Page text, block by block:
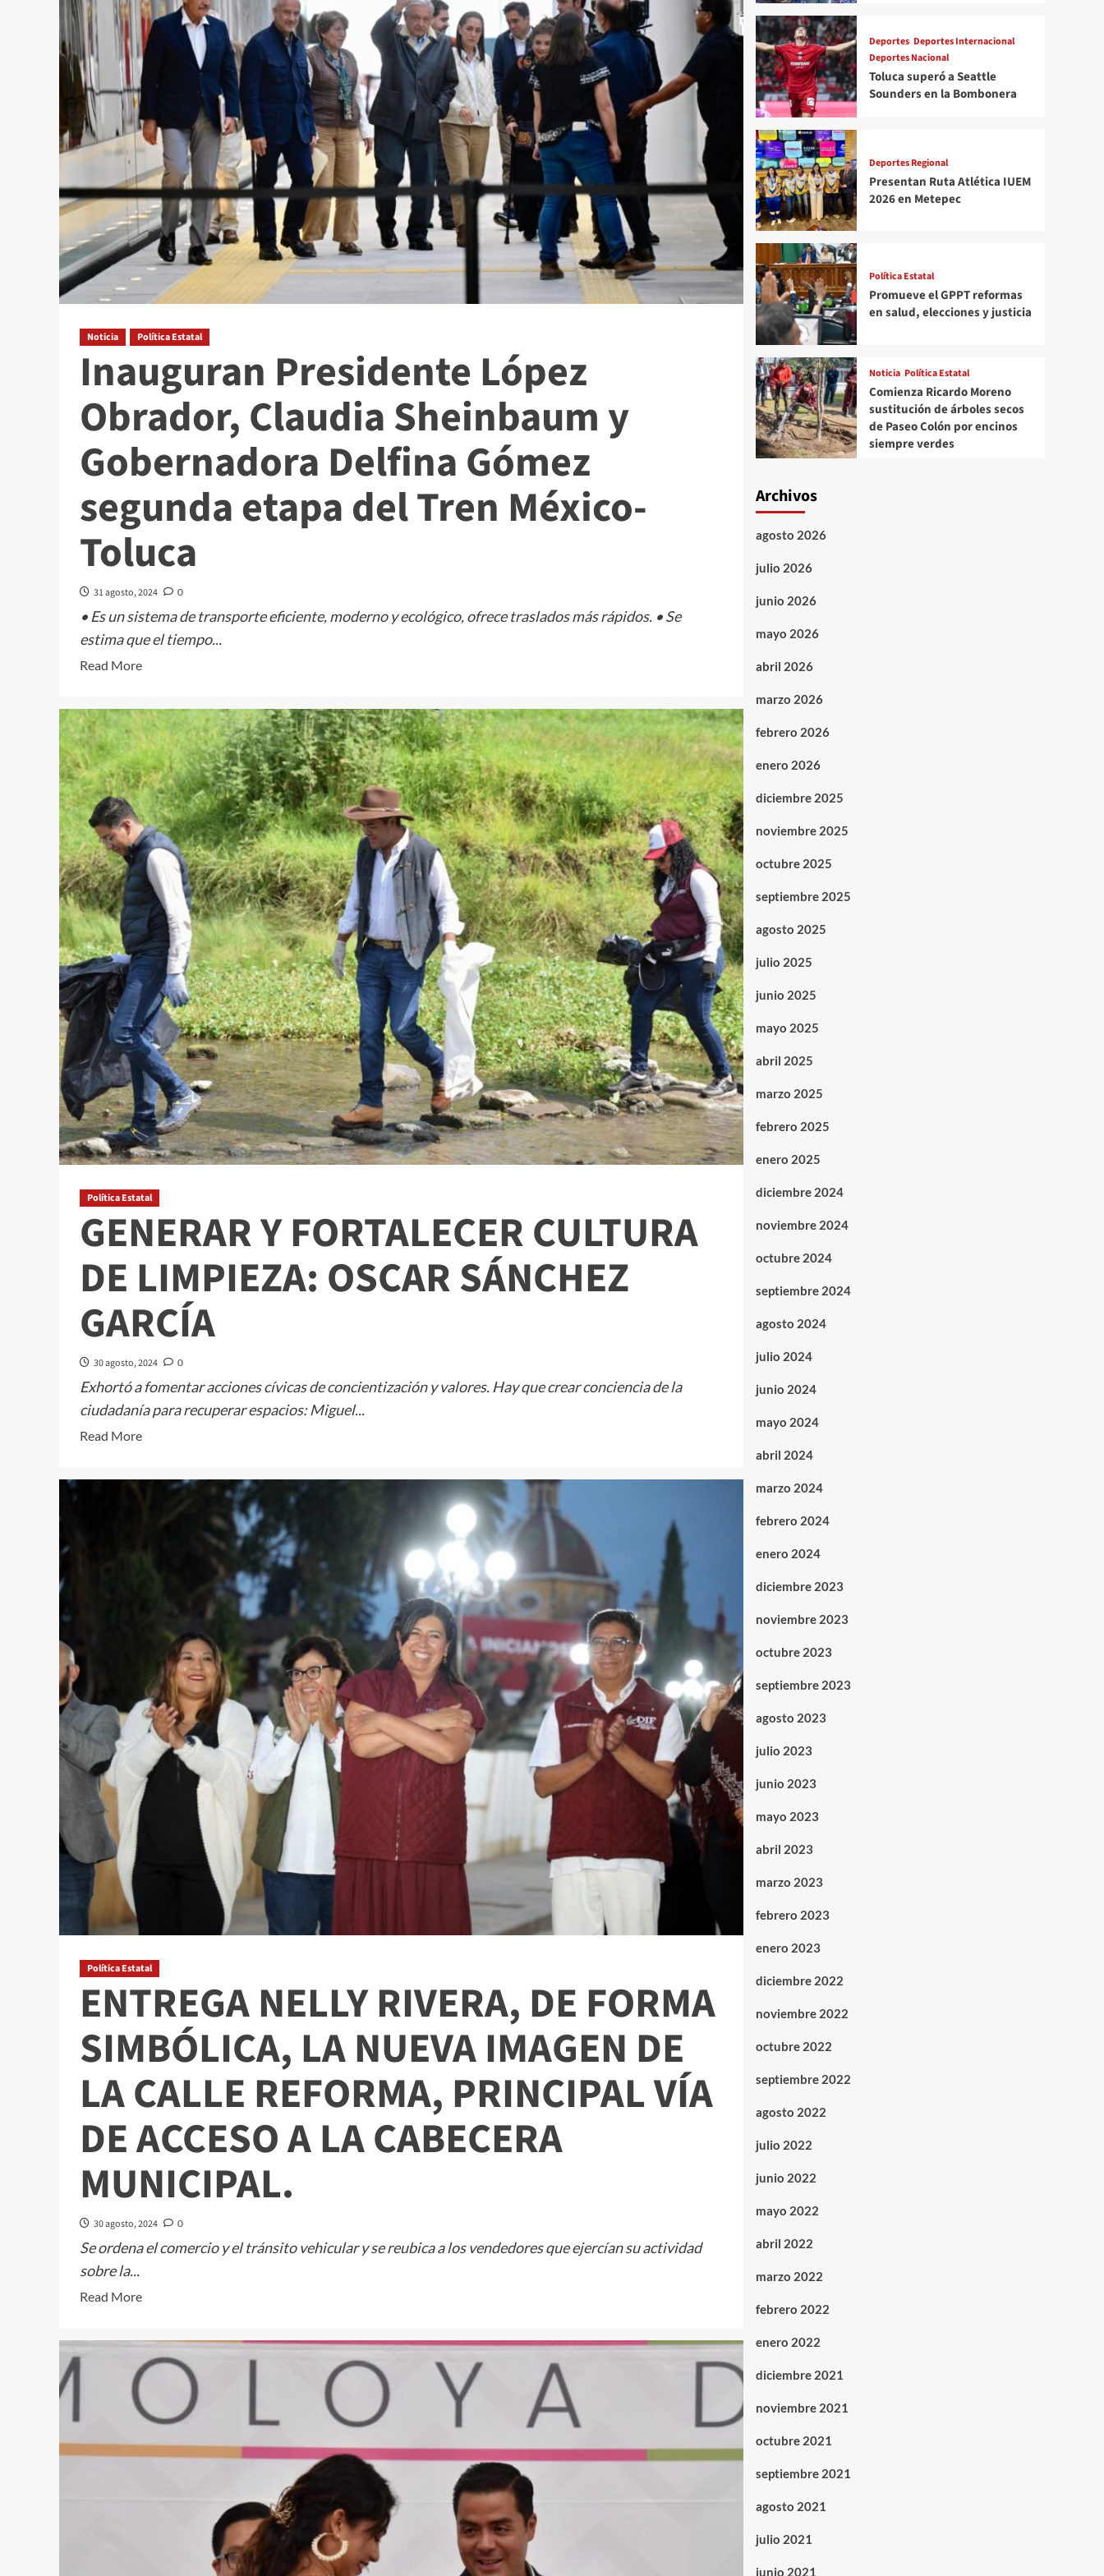
Noticia Política Estatal
Inauguran Presidente López
Obrador, Claudia Sheinbaum y
Gobernadora Delfina Gómez
segunda etapa del Tren México-
Toluca
31 agosto, 2024 0
• Es un sistema de transporte eficiente, moderno y ecológico, ofrece traslados más rápidos. • Se
estima que el tiempo...
Read MoreRead
about
Inauguran
Presidente
López
Obrador,
Claudia
Sheinbaum
y
Gobernadora
Delfina
Gómez
segunda
etapa
del
Tren
México-
Toluca
Política Estatal
GENERAR Y FORTALECER CULTURA
DE LIMPIEZA: OSCAR SÁNCHEZ
GARCÍA
30 agosto, 2024 0
Exhortó a fomentar acciones cívicas de concientización y valores. Hay que crear conciencia de la
ciudadanía para recuperar espacios: Miguel...
Read MoreRead
about
FORTALECER
SÁNCHEZ
GARCÍA
Política Estatal
ENTREGA NELLY RIVERA, DE FORMA
SIMBÓLICA, LA NUEVA IMAGEN DE
LA CALLE REFORMA, PRINCIPAL VÍA
DE ACCESO A LA CABECERA
MUNICIPAL.
30 agosto, 2024 0
Se ordena el comercio y el tránsito vehicular y se reubica a los vendedores que ejercían su actividad
sobre la...
Read MoreRead
about
ENTREGA
NELLY
RIVERA,
DE
SIMBÓLICA,
Deportes Deportes Internacional
Deportes Nacional
Toluca superó a Seattle
Sounders en la Bombonera
Deportes Regional
Presentan Ruta Atlética IUEM
2026 en Metepec
Política Estatal
Promueve el GPPT reformas
en salud, elecciones y justicia
Noticia Política Estatal
Comienza Ricardo Moreno
sustitución de árboles secos
de Paseo Colón por encinos
siempre verdes
Archivos
agosto 2026
julio 2026
junio 2026
mayo 2026
abril 2026
marzo 2026
febrero 2026
enero 2026
diciembre 2025
noviembre 2025
octubre 2025
septiembre 2025
agosto 2025
julio 2025
junio 2025
mayo 2025
abril 2025
marzo 2025
febrero 2025
enero 2025
diciembre 2024
noviembre 2024
octubre 2024
septiembre 2024
agosto 2024
julio 2024
junio 2024
mayo 2024
abril 2024
marzo 2024
febrero 2024
enero 2024
diciembre 2023
noviembre 2023
octubre 2023
septiembre 2023
agosto 2023
julio 2023
junio 2023
mayo 2023
abril 2023
marzo 2023
febrero 2023
enero 2023
diciembre 2022
noviembre 2022
octubre 2022
septiembre 2022
agosto 2022
julio 2022
junio 2022
mayo 2022
abril 2022
marzo 2022
febrero 2022
enero 2022
diciembre 2021
noviembre 2021
octubre 2021
septiembre 2021
agosto 2021
julio 2021
junio 2021